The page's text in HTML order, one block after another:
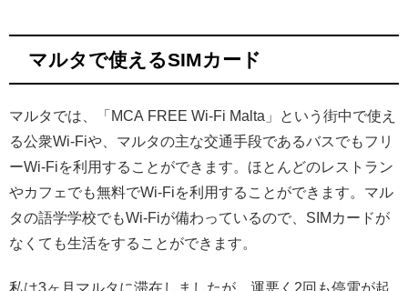
マルタで使えるSIMカード
マルタでは、「MCA FREE Wi-Fi Malta」という街中で使え
る公衆Wi-Fiや、マルタの主な交通手段であるバスでもフリ
ーWi-Fiを利用することができます。ほとんどのレストラン
やカフェでも無料でWi-Fiを利用することができます。マル
タの語学学校でもWi-Fiが備わっているので、SIMカードが
なくても生活をすることができます。
私は3ヶ月マルタに滞在しましたが、運悪く2回も停電が起